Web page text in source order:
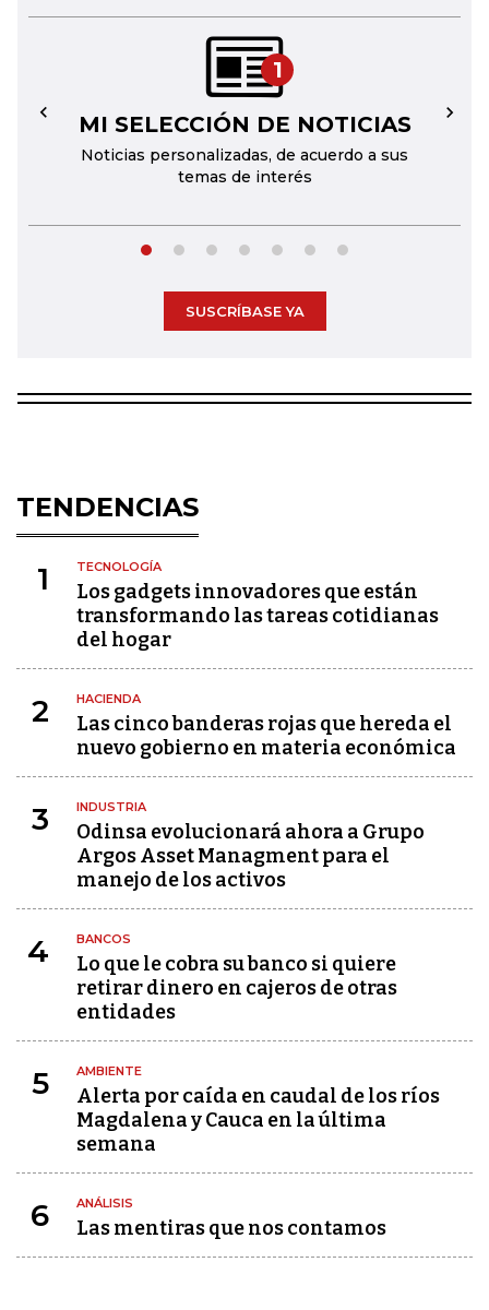
1
MI SELECCIÓN DE NOTICIAS
Noticias personalizadas, de acuerdo a sus
temas de interés
← →
SUSCRÍBASE YA
TENDENCIAS
1 TECNOLOGÍA
Los gadgets innovadores que están
transformando las tareas cotidianas
del hogar
2 HACIENDA
Las cinco banderas rojas que hereda el
nuevo gobierno en materia económica
3 INDUSTRIA
Odinsa evolucionará ahora a Grupo
Argos Asset Managment para el
manejo de los activos
4 BANCOS
Lo que le cobra su banco si quiere
retirar dinero en cajeros de otras
entidades
5 AMBIENTE
Alerta por caída en caudal de los ríos
Magdalena y Cauca en la última
semana
6 ANÁLISIS
Las mentiras que nos contamos